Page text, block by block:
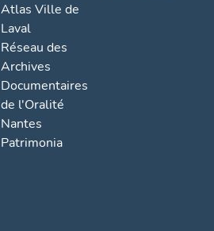
Atlas Ville de
Laval
Réseau des
Archives
Documentaires
de l'Oralité
Nantes
Patrimonia